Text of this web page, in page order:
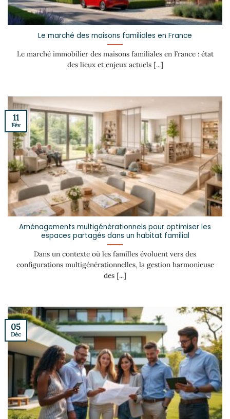
Le marché des maisons familiales en France
Le marché immobilier des maisons familiales en France : état
des lieux et enjeux actuels [...]
Aménagements multigénérationnels pour optimiser les
espaces partagés dans un habitat familial
Dans un contexte où les familles évoluent vers des
configurations multigénérationnelles, la gestion harmonieuse
des [...]
11
Fév
05
Déc